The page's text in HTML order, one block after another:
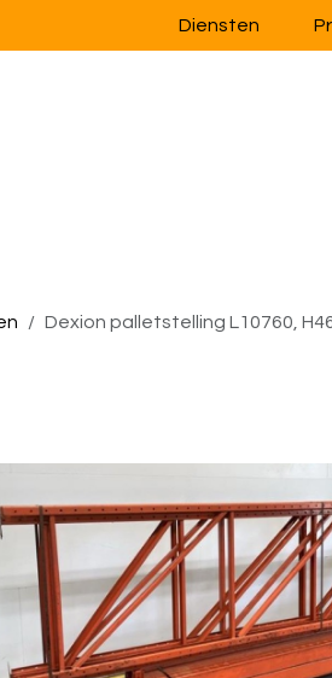
Diensten
Dexion palletstelling L10760,